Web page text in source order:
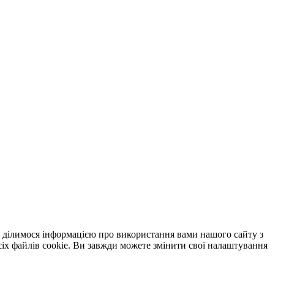
інформацією про використання вами нашого сайту з
файлів cookie. Ви завжди можете змінити свої налаштування